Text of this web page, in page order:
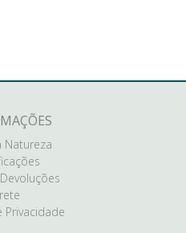
Natureza
Privacidade